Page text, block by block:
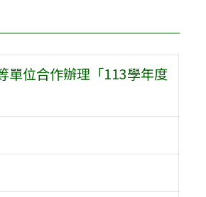
單位合作辦理「113學年度